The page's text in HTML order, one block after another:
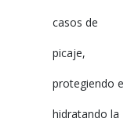
casos de
picaje,
protegiendo e
hidratando la